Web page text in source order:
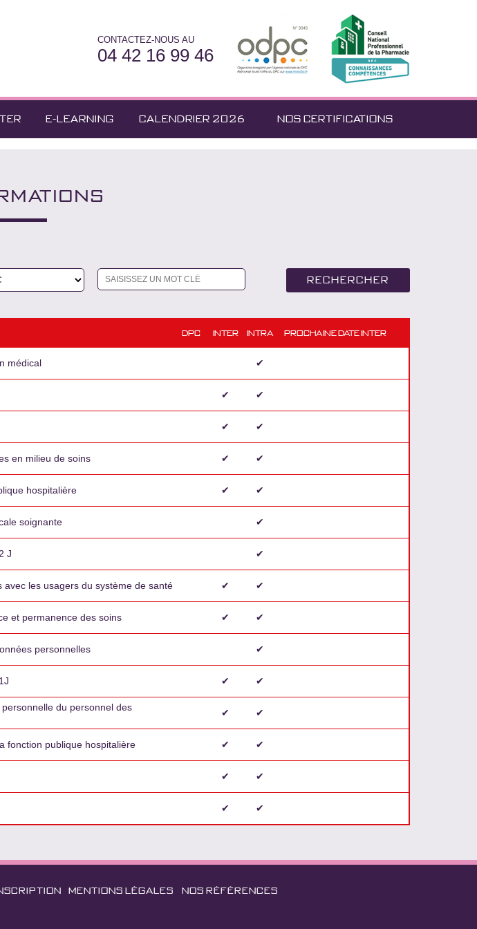
CONTACTEZ-NOUS AU
04 42 16 99 46
E-LEARNING CALENDRIER 2026 NOS CERTIFICATIONS
PROCHAINE DATE INTER
INTRA
INTER
DPC
médical ✔
✔ ✔
✔ ✔
en milieu de soins ✔ ✔
hospitalière ✔ ✔
soignante ✔
J ✔
les usagers du système de santé ✔ ✔
et permanence des soins ✔ ✔
personnelles ✔
✔ ✔
du personnel des
✔ ✔
fonction publique hospitalière ✔ ✔
✔ ✔
✔ ✔
MENTIONS LÉGALES NOS RÉFÉRENCES